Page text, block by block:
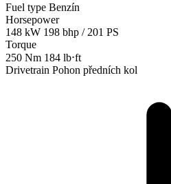
Fuel type Benzín
Horsepower
148 kW 198 bhp / 201 PS
Torque
250 Nm 184 lb⋅ft
Drivetrain Pohon předních kol